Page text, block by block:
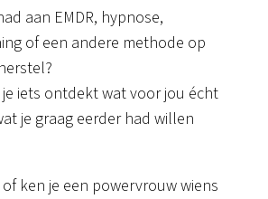
aan EMDR, hypnose,
of een andere methode op
je iets ontdekt wat voor jou écht
je graag eerder had willen
ken je een powervrouw wiens